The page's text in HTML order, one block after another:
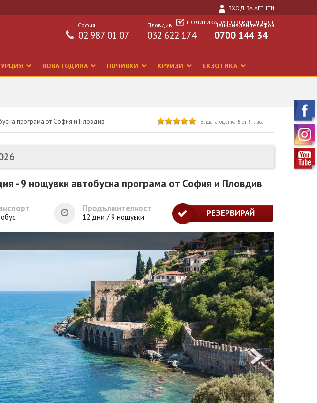
ВХОД ЗА АГЕНТИ
ПОЛИТИКА ЗА ПОВЕРИТЕЛНОСТ
Национален телефон
0700 144 34
Пловдив
032 622 174
София
02 987 01 07
НОВА ГОДИНА ПОЧИВКИ КРУИЗИ ЕКЗОТИКА
програма от София и Пловдив Вашата оценка 5 от 3 гласа
- 9 нощувки автобусна програма от София и Пловдив
Продължителност
12 дни / 9 нощувки РЕЗЕРВИРАЙ